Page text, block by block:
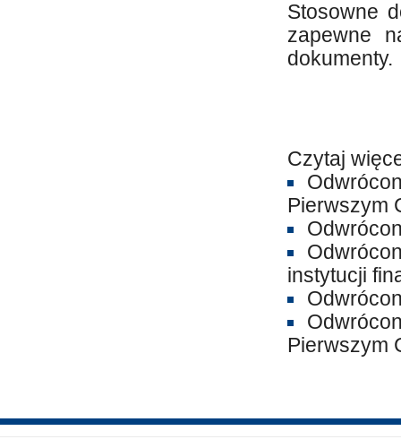
Stosowne
zapewne
dokumenty.
Czytaj
Pierwszym
instytucji
Pierwszym